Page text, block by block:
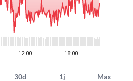
30d 1j Max